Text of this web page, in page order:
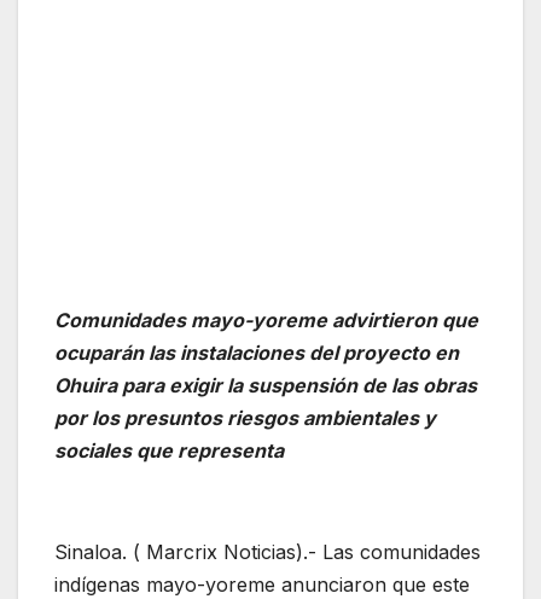
Comunidades mayo-yoreme advirtieron que
ocuparán las instalaciones del proyecto en
Ohuira para exigir la suspensión de las obras
por los presuntos riesgos ambientales y
sociales que representa
Sinaloa. ( Marcrix Noticias).- Las comunidades
indígenas mayo-yoreme anunciaron que este